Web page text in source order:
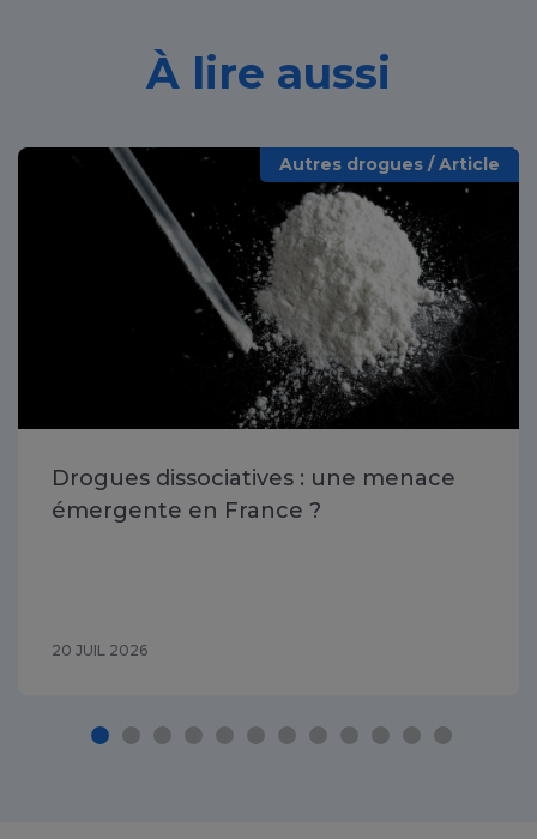
À lire aussi
Autres drogues / Article
Drogues dissociatives : une menace
émergente en France ?
20 JUIL 2026